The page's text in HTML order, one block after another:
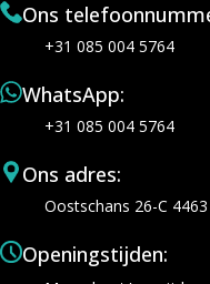
Ons
+31 085 004 5764
WhatsApp:
+31 085 004 5764
Ons adres:
Oostschans 26-C
Openingstijden: